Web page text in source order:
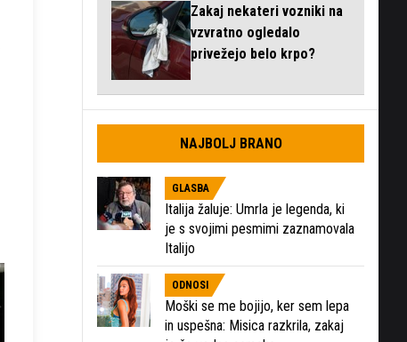
Zakaj nekateri vozniki na
vzvratno ogledalo
privežejo belo krpo?
NAJBOLJ BRANO
GLASBA
Italija žaluje: Umrla je legenda, ki
je s svojimi pesmimi zaznamovala
Italijo
ODNOSI
Moški se me bojijo, ker sem lepa
in uspešna: Misica razkrila, zakaj